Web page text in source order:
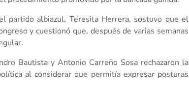
partido albiazul, Teresita Herrera, sostuvo que el
y cuestionó que, después de varias semanas
Bautista y Antonio Carreño Sosa rechazaron la
al considerar que permitía expresar posturas